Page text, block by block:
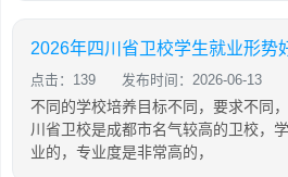
2026年四川省卫校学生就业形势
点击：139 发布时间：2026-06-13
不同的学校培养目标不同，要求不同
川省卫校是成都市名气较高的卫校，
业的，专业度是非常高的，